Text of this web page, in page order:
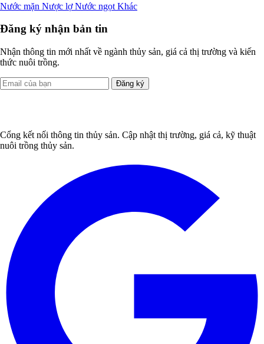
Nước mặn Nược lợNước ngọt Khác
Đăng ký nhận bản tin
Nhận thông tin mới nhất về ngành thủy sản, giá cả thị trường và kiến
thức nuôi trồng.
Đăng ký
Cổng kết nối thông tin thủy sản. Cập nhật thị trường, giá cả, kỹ thuật
nuôi trồng thủy sản.